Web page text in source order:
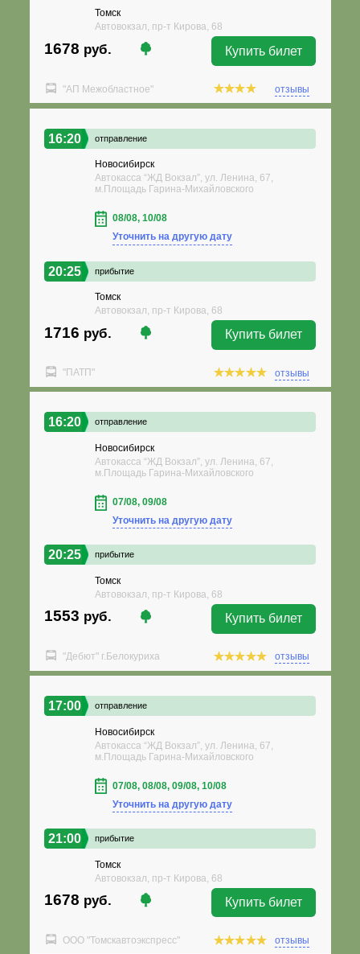
Томск
Автовокзал, пр-т Кирова, 68
1678 руб. Купить билет
"АП Межобластное" отзывы
16:20 отправление
Новосибирск
Автокасса “ЖД Вокзал”, ул. Ленина, 67,
м.Площадь Гарина-Михайловского
08/08, 10/08
Уточнить на другую дату
20:25 прибытие
Томск
Автовокзал, пр-т Кирова, 68
1716 руб. Купить билет
"ПАТП" отзывы
16:20 отправление
Новосибирск
Автокасса “ЖД Вокзал”, ул. Ленина, 67,
м.Площадь Гарина-Михайловского
07/08, 09/08
Уточнить на другую дату
20:25 прибытие
Томск
Автовокзал, пр-т Кирова, 68
1553 руб. Купить билет
"Дебют" г.Белокуриха отзывы
17:00 отправление
Новосибирск
Автокасса “ЖД Вокзал”, ул. Ленина, 67,
м.Площадь Гарина-Михайловского
07/08, 08/08, 09/08, 10/08
Уточнить на другую дату
21:00 прибытие
Томск
Автовокзал, пр-т Кирова, 68
1678 руб. Купить билет
ООО "Томскавтоэкспресс" отзывы